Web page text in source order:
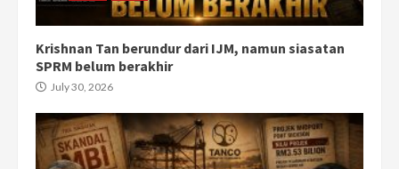
Krishnan Tan berundur dari IJM, namun siasatan
SPRM belum berakhir
July 30, 2026